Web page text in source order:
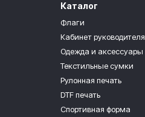
Каталог
Флаги
Кабинет руководителя
Одежда и аксессуары
Текстильные сумки
Рулонная печать
DTF печать
Спортивная форма